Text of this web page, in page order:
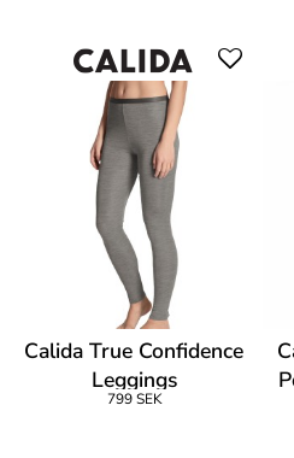
Calida True Confidence
Leggings
799 SEK